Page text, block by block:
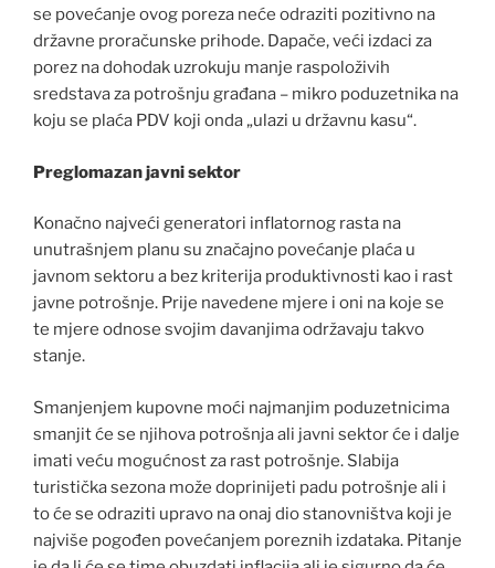
se povećanje ovog poreza neće odraziti pozitivno na
državne proračunske prihode. Dapače, veći izdaci za
porez na dohodak uzrokuju manje raspoloživih
sredstava za potrošnju građana – mikro poduzetnika na
koju se plaća PDV koji onda „ulazi u državnu kasu“.
Preglomazan javni sektor
Konačno najveći generatori inflatornog rasta na
unutrašnjem planu su značajno povećanje plaća u
javnom sektoru a bez kriterija produktivnosti kao i rast
javne potrošnje. Prije navedene mjere i oni na koje se
te mjere odnose svojim davanjima održavaju takvo
stanje.
Smanjenjem kupovne moći najmanjim poduzetnicima
smanjit će se njihova potrošnja ali javni sektor će i dalje
imati veću mogućnost za rast potrošnje. Slabija
turistička sezona može doprinijeti padu potrošnje ali i
to će se odraziti upravo na onaj dio stanovništva koji je
najviše pogođen povećanjem poreznih izdataka. Pitanje